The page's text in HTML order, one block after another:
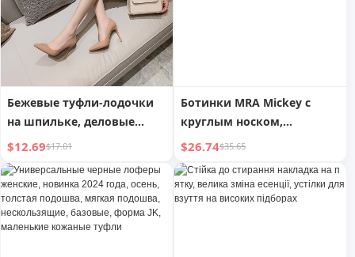
элегантный стиль, прочная подошва и комфорт на весь
день.
Бежевые туфли-лодочки
на шпильке, деловые
туфли на каблуке для
женщин
$12.69$17.01
Ботинки MRA Mickey с
круглым носком,
мужские, на толстой
подошве, увеличивающие
рост, дерби, ретро,
потертые, рабочие
$26.74$35.65